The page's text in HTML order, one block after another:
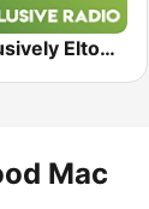
Exclusively Elton John
Mac